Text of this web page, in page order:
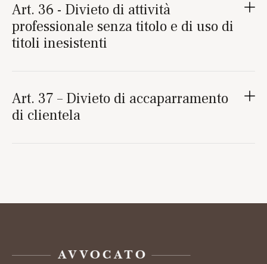
Art. 36 - Divieto di attività
professionale senza titolo e di uso di
titoli inesistenti
Art. 37 – Divieto di accaparramento
di clientela